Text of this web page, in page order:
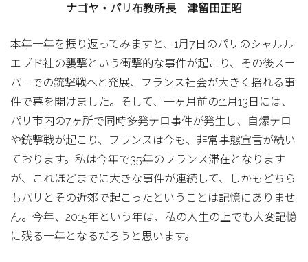
ナゴヤ・パリ布教所長 津留田正昭
本年一年を振り返ってみますと、1月7日のパリのシャルル
エブド社の襲撃という衝撃的な事件が起こり、その後スー
パーでの銃撃戦へと発展、フランス社会が大きく揺れる事
件で幕を開けました。そして、一ヶ月前の11月13日には、
パリ市内の7ヶ所で同時多発テロ事件が発生し、自爆テロ
や銃撃戦が起こり、フランスは今も、非常事態宣言が続い
ております。私は今年で35年のフランス滞在となります
が、これほどまでに大きな事件が連続して、しかもどちら
もパリとその近郊で起こったということは記憶にありませ
ん。今年、2015年という年は、私の人生の上でも大変記憶
に残る一年となるだろうと思います。